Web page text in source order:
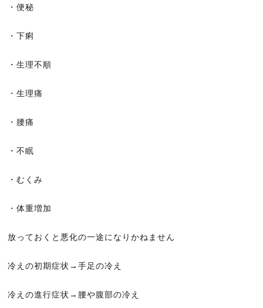
・便秘
・下痢
・生理不順
・生理痛
・腰痛
・不眠
・むくみ
・体重増加
放っておくと悪化の一途になりかねません
冷えの初期症状→手足の冷え
冷えの進行症状→腰や腹部の冷え